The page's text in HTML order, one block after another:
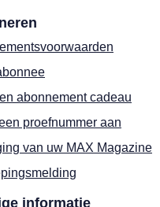
abonnement cadeau
proefnummer aan
van uw MAX Magazine
informatie